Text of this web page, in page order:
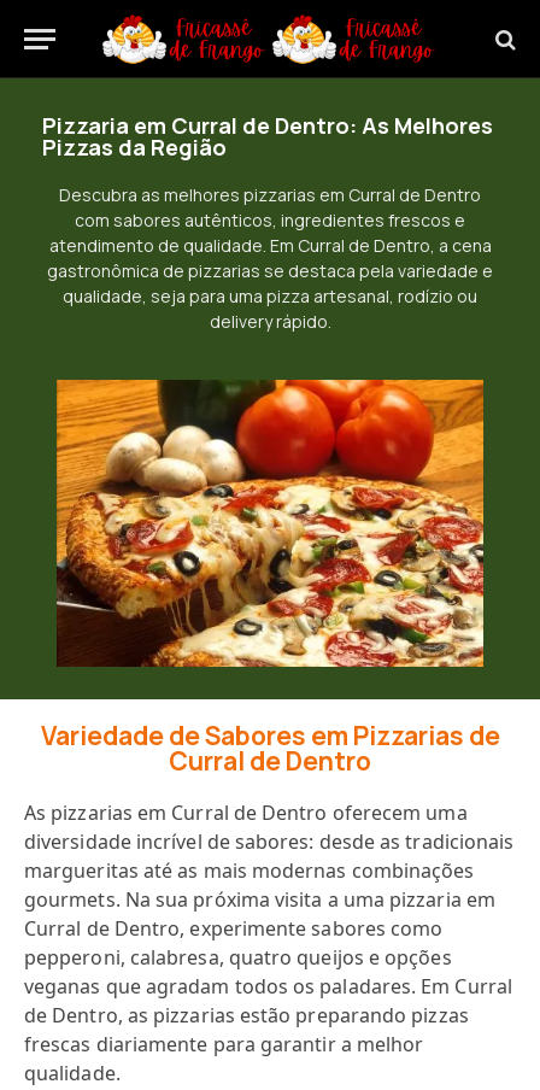
Pizzaria em Curral de Dentro: As Melhores
Pizzas da Região
Descubra as melhores pizzarias em Curral de Dentro
com sabores autênticos, ingredientes frescos e
atendimento de qualidade. Em Curral de Dentro, a cena
gastronômica de pizzarias se destaca pela variedade e
qualidade, seja para uma pizza artesanal, rodízio ou
delivery rápido.
Variedade de Sabores em Pizzarias de
Curral de Dentro
As pizzarias em Curral de Dentro oferecem uma
diversidade incrível de sabores: desde as tradicionais
margueritas até as mais modernas combinações
gourmets. Na sua próxima visita a uma pizzaria em
Curral de Dentro, experimente sabores como
pepperoni, calabresa, quatro queijos e opções
veganas que agradam todos os paladares. Em Curral
de Dentro, as pizzarias estão preparando pizzas
frescas diariamente para garantir a melhor
qualidade.